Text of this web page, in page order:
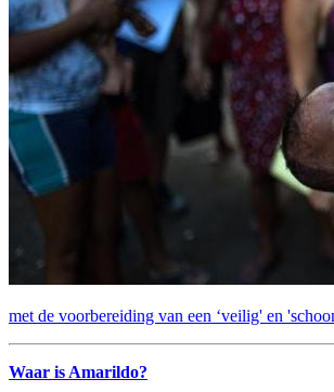
met de voorbereiding van een ‘veilig' en
Waar is Amarildo?